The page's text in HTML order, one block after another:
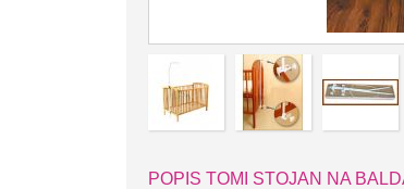
POPIS TOMI STOJAN NA